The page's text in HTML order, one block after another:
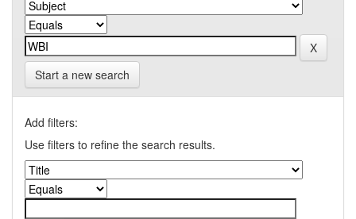
Start a new search
Add filters:
Use filters to refine the search results.